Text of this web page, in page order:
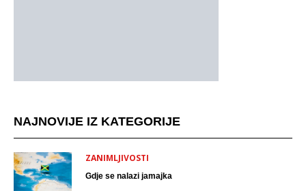
NAJNOVIJE IZ KATEGORIJE
ZANIMLJIVOSTI
Gdje se nalazi jamajka